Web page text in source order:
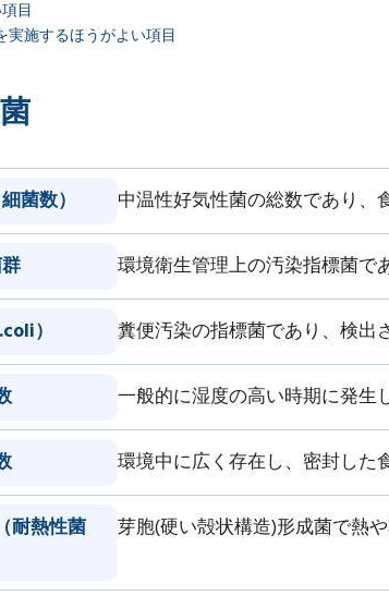
目
施するほうがよい項目
菌数） 中温性好気性菌の総数であり、
環境衛生管理上の汚染指標菌で
） 糞便汚染の指標菌であり、検出
一般的に湿度の高い時期に発生
環境中に広く存在し、密封した
耐熱性菌
芽胞(硬い殻状構造)形成菌で熱